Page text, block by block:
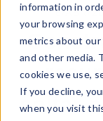
information in
your browsing
metrics about
and other media.
cookies we use,
If you decline,
when you visit
6/ABR/
soltar